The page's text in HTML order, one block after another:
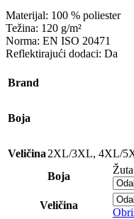
Materijal: 100 % poliester
Težina: 120 g/m²
Norma: EN ISO 20471
Reflektirajući dodaci: Da
Brand
Boja
Veličina 2XL/3XL, 4XL/
Boja
Veličina